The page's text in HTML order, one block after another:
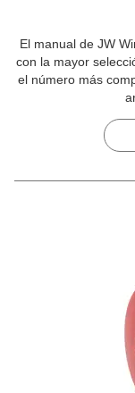
El manual de JW
con la mayor
el número más